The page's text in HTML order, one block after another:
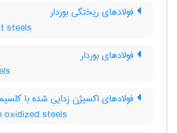
فولادهای ریختگی بوردار
steels
فولادهای بوردار
فولادهای اکسیژن زدایی شده با
oxidized steels